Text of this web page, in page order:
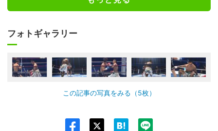
フォトギャラリー
この記事の写真をみる（5枚）